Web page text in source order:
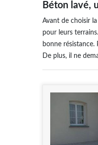
Béton lavé,
Avant de choisir
pour leurs
bonne
De plus, il ne